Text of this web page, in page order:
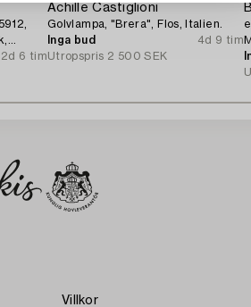
2d 6 tim
Achille Castiglioni
Golvlampa, "Brera", Flos, Italien.
Inga bud
4d 9 tim
Utropspris 2 500 SEK
Villkor